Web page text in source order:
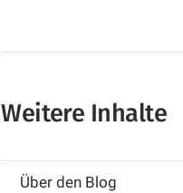
Weitere Inhalte
Über den Blog